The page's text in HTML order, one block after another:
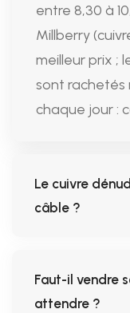
entre 8,30 à
Millberry
meilleur prix ;
sont rachetés
chaque jour :
Le cuivre
câble ?
Faut-il vendre
attendre ?